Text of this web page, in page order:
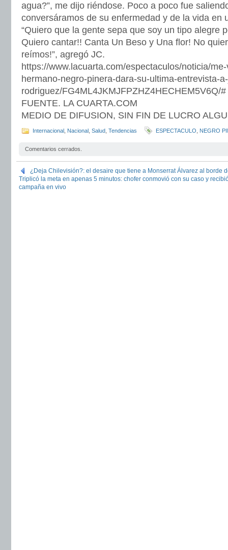
agua?”, me dijo riéndose. Poco a poco fue
conversáramos de su enfermedad y de la vida en
“Quiero que la gente sepa que soy un tipo alegre
Quiero cantar!! Canta Un Beso y Una flor! No
reímos!”, agregó JC.
https://www.lacuarta.com/espectaculos/noticia/
hermano-negro-pinera-dara-su-ultima-entrevista-
rodriguez/FG4ML4JKMJFPZHZ4HECHEM5V6Q/#
FUENTE. LA CUARTA.COM
MEDIO DE DIFUSION, SIN FIN DE LUCRO
Internacional Nacional Salud Tendencias ESPECTACULO NEGRO
Comentarios cerrados.
¿Deja Chilevisión?: el desaire que tiene a Monserrat Álvarez al borde
Triplicó la meta en apenas 5 minutos: chofer conmovió con su caso y
campaña en vivo